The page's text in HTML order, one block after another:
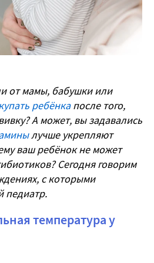
от мамы, бабушки или
ребёнкапосле того,
А может, вы задавались
лучше укрепляют
ваш ребёнок не может
Сегодня говорим
с которыми
педиатр.
температура у